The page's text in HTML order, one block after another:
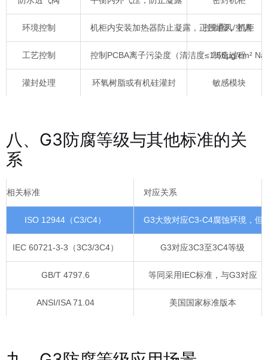
环境控制 机柜内安装加热器防止凝露，正压通风/空调
控制室、机柜
工艺控制 控制PCBA离子污染度（清洁度≤1.56μg/cm²
制造过程
灌封处理 环氧树脂或有机硅灌封 敏感模块
八、G3防腐等级与其他标准的关
系
相关标准 对应关系
ISO 12944（C3/C4） G3大致对应C3-C4腐蚀环境，但
IEC 60721-3-3（3C3/3C4） G3对应3C3至3C4等级
GB/T 4797.6 等同采用IEC标准，与G3对应
ANSI/ISA 71.04 美国国家标准版本